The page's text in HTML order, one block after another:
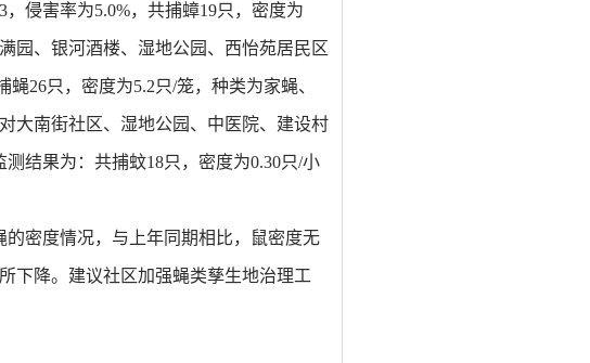
3，侵害率为5.0%，共捕蟑19只，密度为
园、银河酒楼、湿地公园、西怡苑居民区
蝇26只，密度为5.2只/笼，种类为家蝇、
对大南街社区、 湿地公园、中医院、建设村
测结果为：共捕蚊18只，密度为0.30只/小
的密度情况，与 上年同期相比，鼠密度无
下降。 建议社区加强蝇类孳生地治理工